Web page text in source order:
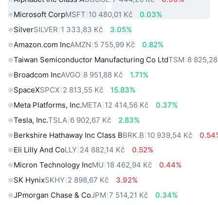
Microsoft CorpMSFT 10 480,01 Kč
0.03%
SilverSILVER 1 333,83 Kč
3.05%
Amazon.com IncAMZN 5 755,99 Kč
0.82%
Taiwan Semiconductor Manufacturing Co LtdTSM 8
Broadcom IncAVGO 8 951,88 Kč
1.71%
SpaceXSPCX 2 813,55 Kč
15.83%
Meta Platforms, Inc.META 12 414,56 Kč
0.37%
Tesla, Inc.TSLA 6 902,67 Kč
2.83%
Berkshire Hathaway Inc Class BBRK.B 10 939,54 Kč
Eli Lilly And CoLLY 24 882,14 Kč
0.52%
Micron Technology IncMU 18 462,94 Kč
0.44%
SK HynixSKHY 2 898,67 Kč
3.92%
JPmorgan Chase & CoJPM 7 514,21 Kč
0.34%